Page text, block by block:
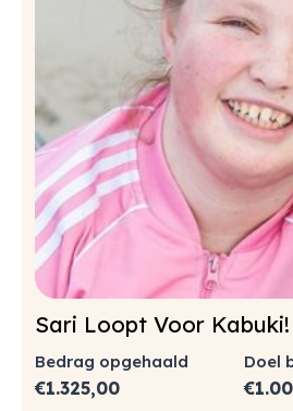
Sari Loopt Voor Kabuki!
€
Doel
€1.325,00
Bedrag opgehaald